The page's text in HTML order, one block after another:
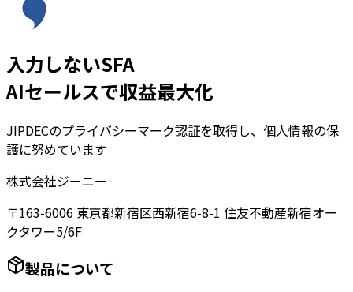
入力しないSFA
AIセールスで収益最大化
JIPDECのプライバシーマーク認証を取得し、個人情報の保
護に努めています
株式会社ジーニー
〒163-6006 東京都新宿区西新宿6-8-1 住友不動産新宿オー
クタワー5/6F
製品について